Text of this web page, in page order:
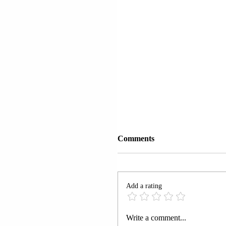
PRESIDENTI
Comments
Add a rating
Write a comment...